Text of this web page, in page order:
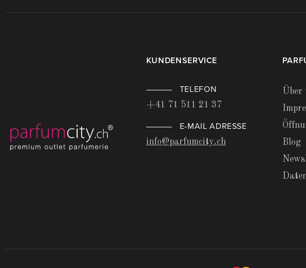
KUNDENSERVICE
TELEFON
+41 71 511 21 37
E-MAIL ADRESSE
info@parfumcity.ch
Über
Blog